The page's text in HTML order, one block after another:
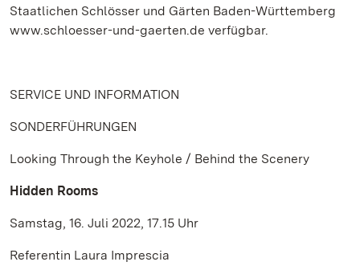
Staatlichen Schlösser und Gärten Baden-Württemberg
www.schloesser-und-gaerten.de verfügbar.
SERVICE UND INFORMATION
SONDERFÜHRUNGEN
Looking Through the Keyhole / Behind the Scenery
Hidden Rooms
Samstag, 16. Juli 2022, 17.15 Uhr
Referentin Laura Imprescia